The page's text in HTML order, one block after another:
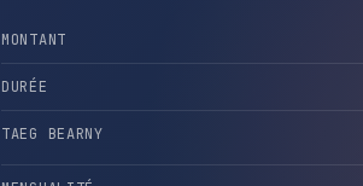
MONTANT
DURÉE
TAEG BEARNY